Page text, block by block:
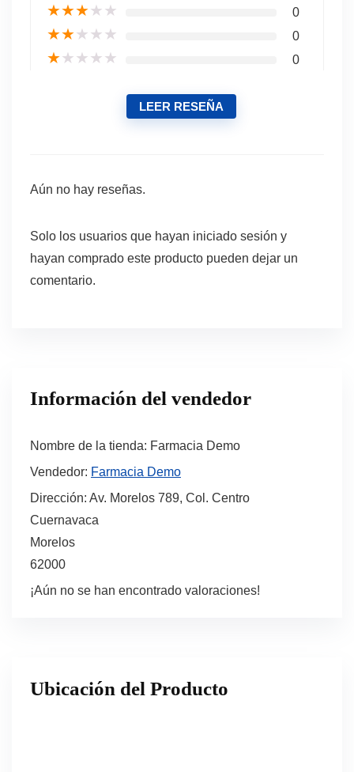
★★★★★ 0
★★★★★ 0
★★★★★ 0
LEER RESEÑA
Aún no hay reseñas.
Solo los usuarios que hayan iniciado sesión y
hayan comprado este producto pueden dejar un
comentario.
Información del vendedor
Nombre de la tienda: Farmacia Demo
Vendedor: Farmacia Demo
Dirección: Av. Morelos 789, Col. Centro
Cuernavaca
Morelos
62000
¡Aún no se han encontrado valoraciones!
Ubicación del Producto